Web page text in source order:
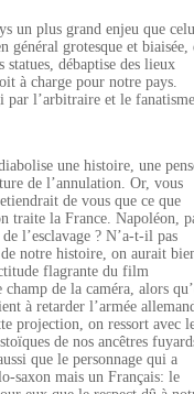
un plus grand enjeu que
général grotesque et biaisée,
débaptise des lieux
à charge pour notre pays.
par l’arbitraire et le
une histoire, une
de l’annulation. Or, vous
de vous que ce que
traite la France. Napoléon,
l’esclavage ? N’a-t-il pas
notre histoire, on aurait
flagrante du film
champ de la caméra, alors
à retarder l’armée
projection, on ressort avec
de nos ancêtres
que le personnage qui a
saxon mais un Français: le